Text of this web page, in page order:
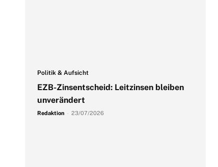
Politik & Aufsicht
EZB-Zinsentscheid: Leitzinsen bleiben
unverändert
Redaktion 23/07/2026